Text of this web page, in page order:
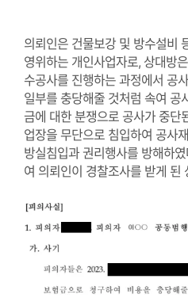
의뢰인은 건물보강 및 방수설비
영위하는 개인사업자로, 상대방
수공사를 진행하는 과정에서 공
일부를 충당해줄 것처럼 속여 공
금에 대한 분쟁으로 공사가 중단
업장을 무단으로 침입하여 공사
방실침입과 권리행사를 방해하
여 의뢰인이 경찰조사를 받게 된